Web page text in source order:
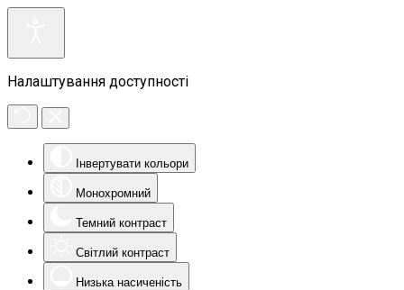
Налаштування доступності
Інвертувати кольори
Монохромний
Темний контраст
Світлий контраст
Низька насиченість